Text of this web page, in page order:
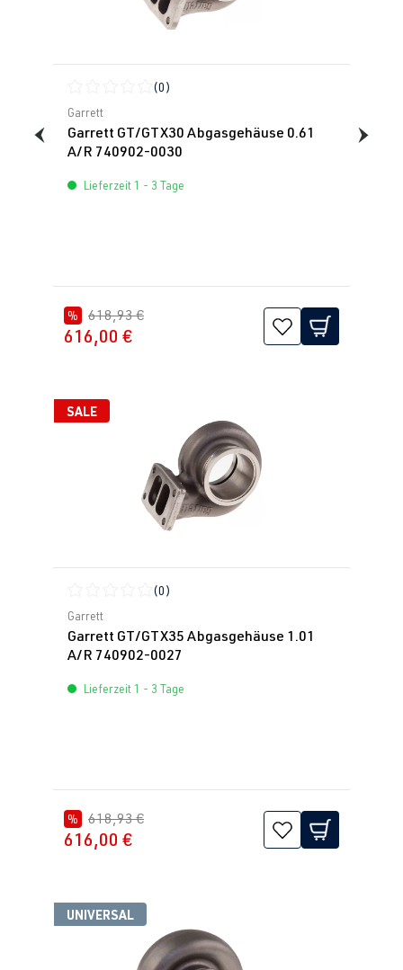
Durchschnittliche Bewertung von 0 von 5 Sternen
(0)
Garrett
Garrett GT/GTX30 Abgasgehäuse 0.61
A/R 740902-0030
Lieferzeit 1 - 3 Tage
% 618,93 €
616,00 €
SALE
Durchschnittliche Bewertung von 0 von 5 Sternen
(0)
Garrett
Garrett GT/GTX35 Abgasgehäuse 1.01
A/R 740902-0027
Lieferzeit 1 - 3 Tage
% 618,93 €
616,00 €
UNIVERSAL